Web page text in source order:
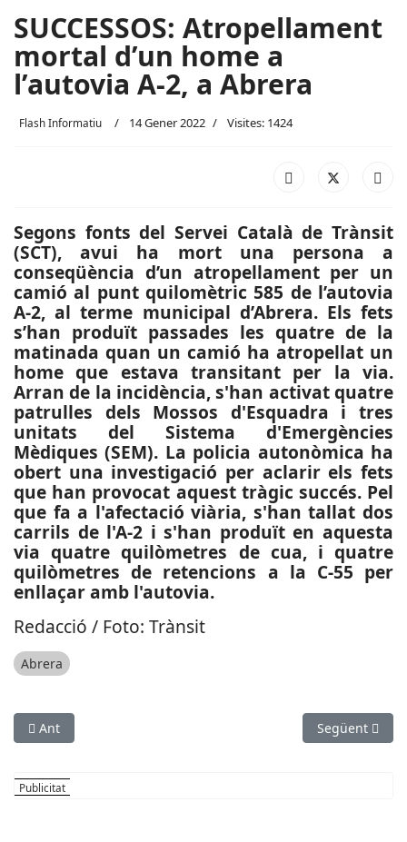
SUCCESSOS: Atropellament
mortal d’un home a
l’autovia A-2, a Abrera
Flash Informatiu 14 Gener 2022 Visites: 1424
Segons fonts del Servei Català de Trànsit
(SCT), avui ha mort una persona a
conseqüència d’un atropellament per un
camió al punt quilomètric 585 de l’autovia
A-2, al terme municipal d’Abrera. Els fets
s’han produït passades les quatre de la
matinada quan un camió ha atropellat un
home que estava transitant per la via.
Arran de la incidència, s'han activat quatre
patrulles dels Mossos d'Esquadra i tres
unitats del Sistema d'Emergències
Mèdiques (SEM). La policia autonòmica ha
obert una investigació per aclarir els fets
que han provocat aquest tràgic succés. Pel
que fa a l'afectació viària, s'han tallat dos
carrils de l'A-2 i s'han produït en aquesta
via quatre quilòmetres de cua, i quatre
quilòmetres de retencions a la C-55 per
enllaçar amb l'autovia.
Redacció / Foto: Trànsit
Abrera
Article anterior: CULTURA: L’Ajuntament de Viladecans crea
Ant Article
Següent